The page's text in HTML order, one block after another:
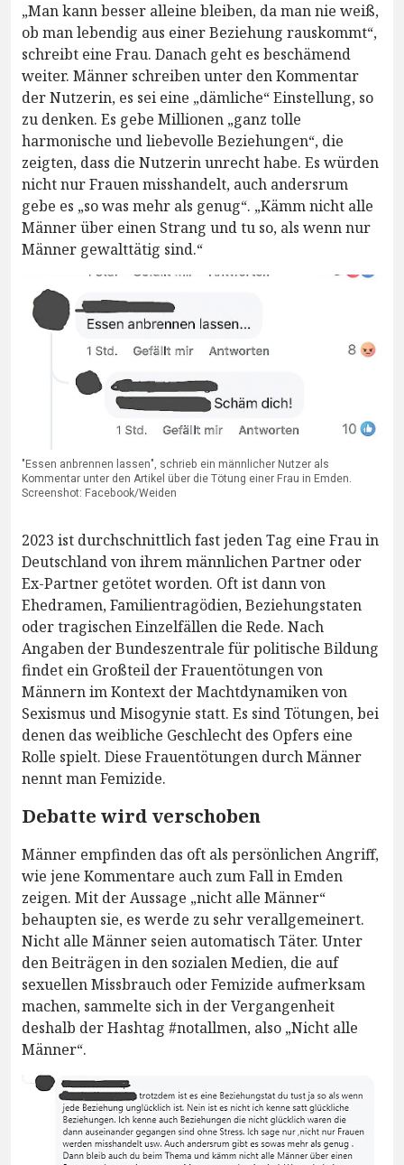
„Man kann besser alleine bleiben, da man nie weiß,
ob man lebendig aus einer Beziehung rauskommt“,
schreibt eine Frau. Danach geht es beschämend
weiter. Männer schreiben unter den Kommentar
der Nutzerin, es sei eine „dämliche“ Einstellung, so
zu denken. Es gebe Millionen „ganz tolle
harmonische und liebevolle Beziehungen“, die
zeigten, dass die Nutzerin unrecht habe. Es würden
nicht nur Frauen misshandelt, auch andersrum
gebe es „so was mehr als genug“. „Kämm nicht alle
Männer über einen Strang und tu so, als wenn nur
Männer gewalttätig sind.“
"Essen anbrennen lassen", schrieb ein männlicher Nutzer als
Kommentar unter den Artikel über die Tötung einer Frau in Emden.
Screenshot: Facebook/Weiden
2023 ist durchschnittlich fast jeden Tag eine Frau in
Deutschland von ihrem männlichen Partner oder
Ex-Partner getötet worden. Oft ist dann von
Ehedramen, Familientragödien, Beziehungstaten
oder tragischen Einzelfällen die Rede. Nach
Angaben der Bundeszentrale für politische Bildung
findet ein Großteil der Frauentötungen von
Männern im Kontext der Machtdynamiken von
Sexismus und Misogynie statt. Es sind Tötungen, bei
denen das weibliche Geschlecht des Opfers eine
Rolle spielt. Diese Frauentötungen durch Männer
nennt man Femizide.
Debatte wird verschoben
Männer empfinden das oft als persönlichen Angriff,
wie jene Kommentare auch zum Fall in Emden
zeigen. Mit der Aussage „nicht alle Männer“
behaupten sie, es werde zu sehr verallgemeinert.
Nicht alle Männer seien automatisch Täter. Unter
den Beiträgen in den sozialen Medien, die auf
sexuellen Missbrauch oder Femizide aufmerksam
machen, sammelte sich in der Vergangenheit
deshalb der Hashtag #notallmen, also „Nicht alle
Männer“.